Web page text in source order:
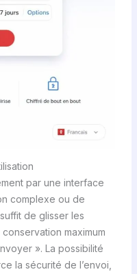
par une interface
complexe ou de
de glisser les
maximum
». La possibilité
la sécurité de l’envoi,